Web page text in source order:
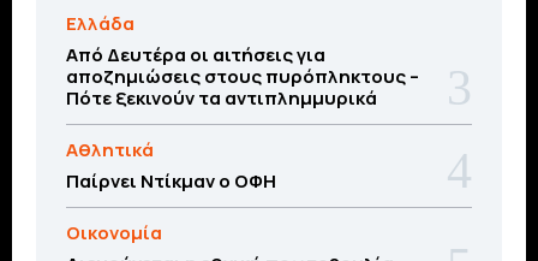
Ελλάδα
Από Δευτέρα οι αιτήσεις για
αποζημιώσεις στους πυρόπληκτους –
Πότε ξεκινούν τα αντιπλημμυρικά
Αθλητικά
Παίρνει Ντίκμαν ο ΟΦΗ
Οικονομία